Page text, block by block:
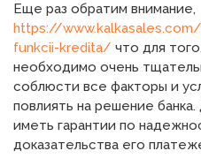
Еще раз обратим внимание,
https://
funkcii-kredita/ что для
необходимо очень
соблюсти все факторы и
повлиять на решение
иметь гарантии по
доказательства его